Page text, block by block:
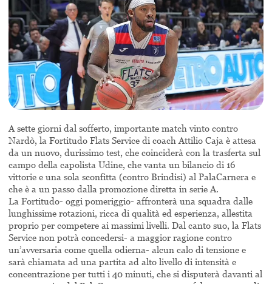
A sette giorni dal sofferto, importante match vinto contro
Nardò, la Fortitudo Flats Service di coach Attilio Caja è attesa
da un nuovo, durissimo test, che coinciderà con la trasferta sul
campo della capolista Udine, che vanta un bilancio di 16
vittorie e una sola sconfitta (contro Brindisi) al PalaCarnera e
che è a un passo dalla promozione diretta in serie A.
La Fortitudo- oggi pomeriggio- affronterà una squadra dalle
lunghissime rotazioni, ricca di qualità ed esperienza, allestita
proprio per competere ai massimi livelli. Dal canto suo, la Flats
Service non potrà concedersi- a maggior ragione contro
un’avversaria come quella odierna- alcun calo di tensione e
sarà chiamata ad una partita ad alto livello di intensità e
concentrazione per tutti i 40 minuti, che si disputerà davanti al